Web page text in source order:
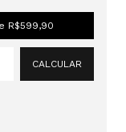
R$599,90
CALCULAR